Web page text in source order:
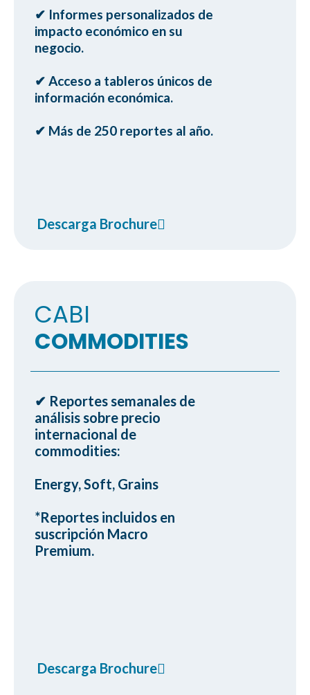
✔ Informes personalizados de
ㅤimpacto económico en su
ㅤnegocio.
✔ Acceso a tableros únicos de
ㅤinformación económica.
✔ Más de 250 reportes al año.
Descarga Brochure
CABI
COMMODITIES
✔ Reportes semanales de
ㅤanálisis sobre precio
ㅤinternacional de
ㅤcommodities:
ㅤEnergy, Soft, Grains
ㅤ*Reportes incluidos en
ㅤsuscripción Macro
ㅤPremium.
Descarga Brochure